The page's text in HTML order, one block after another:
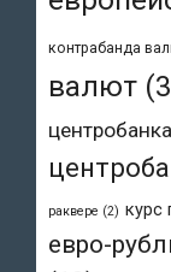
контрабанда
валют
центробанка
раквере (2) курс
евро-